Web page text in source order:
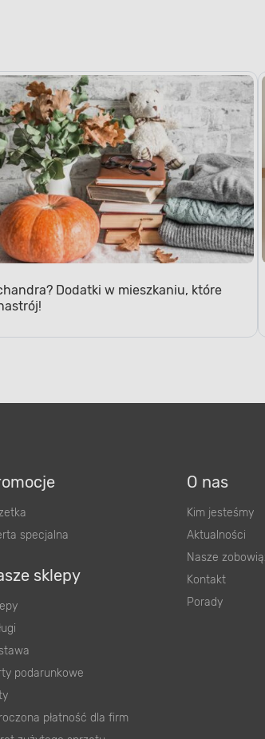
specjalna
podarunkowe
płatność dla firm
zużytego sprzętu
Aktualności
Nasze
Kontakt
Porady